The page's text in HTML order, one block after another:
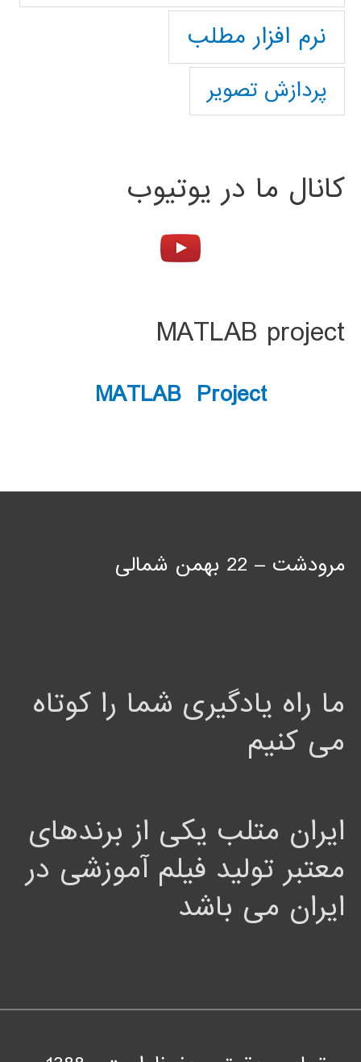
نرم افزار مطلب
پردازش تصویر
کانال ما در یوتیوب
MATLAB project
MATLAB Project
مرودشت – 22 بهمن شمالی
ما راه یادگیری شما را کوتاه
می کنیم
ایران متلب یکی از برندهای
معتبر تولید فیلم آموزشی در
ایران می باشد